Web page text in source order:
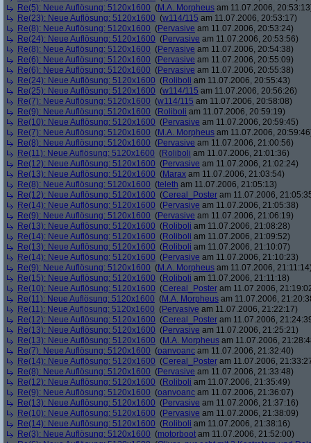
Re(5): Neue Auflösung: 5120x1600 (M.A. Morpheus am 11.07.2006,
Re(23): Neue Auflösung: 5120x1600 (w114/115 am 11.07.2006, 20:53:17)
Re(8): Neue Auflösung: 5120x1600 (Pervasive am 11.07.2006, 20:53:24)
Re(24): Neue Auflösung: 5120x1600 (Pervasive am 11.07.2006, 20:53:56)
Re(8): Neue Auflösung: 5120x1600 (Pervasive am 11.07.2006, 20:54:38)
Re(6): Neue Auflösung: 5120x1600 (Pervasive am 11.07.2006, 20:55:09)
Re(6): Neue Auflösung: 5120x1600 (Pervasive am 11.07.2006, 20:55:38)
Re(24): Neue Auflösung: 5120x1600 (Roliboli am 11.07.2006, 20:55:43)
Re(25): Neue Auflösung: 5120x1600 (w114/115 am 11.07.2006, 20:56:26)
Re(7): Neue Auflösung: 5120x1600 (w114/115 am 11.07.2006, 20:58:08)
Re(9): Neue Auflösung: 5120x1600 (Roliboli am 11.07.2006, 20:59:19)
Re(10): Neue Auflösung: 5120x1600 (Pervasive am 11.07.2006, 20:59:45)
Re(7): Neue Auflösung: 5120x1600 (M.A. Morpheus am 11.07.2006,
Re(8): Neue Auflösung: 5120x1600 (Pervasive am 11.07.2006, 21:00:56)
Re(11): Neue Auflösung: 5120x1600 (Roliboli am 11.07.2006, 21:01:36)
Re(12): Neue Auflösung: 5120x1600 (Pervasive am 11.07.2006, 21:02:24)
Re(13): Neue Auflösung: 5120x1600 (Marax am 11.07.2006, 21:03:54)
Re(8): Neue Auflösung: 5120x1600 (teleth am 11.07.2006, 21:05:13)
Re(12): Neue Auflösung: 5120x1600 (Cereal_Poster am 11.07.2006,
Re(14): Neue Auflösung: 5120x1600 (Pervasive am 11.07.2006, 21:05:38)
Re(9): Neue Auflösung: 5120x1600 (Pervasive am 11.07.2006, 21:06:19)
Re(13): Neue Auflösung: 5120x1600 (Roliboli am 11.07.2006, 21:08:28)
Re(14): Neue Auflösung: 5120x1600 (Roliboli am 11.07.2006, 21:09:52)
Re(13): Neue Auflösung: 5120x1600 (Roliboli am 11.07.2006, 21:10:07)
Re(14): Neue Auflösung: 5120x1600 (Pervasive am 11.07.2006, 21:10:23)
Re(9): Neue Auflösung: 5120x1600 (M.A. Morpheus am 11.07.2006,
Re(15): Neue Auflösung: 5120x1600 (Roliboli am 11.07.2006, 21:11:18)
Re(10): Neue Auflösung: 5120x1600 (Cereal_Poster am 11.07.2006,
Re(11): Neue Auflösung: 5120x1600 (M.A. Morpheus am 11.07.2006,
Re(11): Neue Auflösung: 5120x1600 (Pervasive am 11.07.2006, 21:22:17)
Re(12): Neue Auflösung: 5120x1600 (Cereal_Poster am 11.07.2006,
Re(13): Neue Auflösung: 5120x1600 (Pervasive am 11.07.2006, 21:25:21)
Re(13): Neue Auflösung: 5120x1600 (M.A. Morpheus am 11.07.2006,
Re(7): Neue Auflösung: 5120x1600 (oanvoanc am 11.07.2006, 21:32:40)
Re(14): Neue Auflösung: 5120x1600 (Cereal_Poster am 11.07.2006,
Re(8): Neue Auflösung: 5120x1600 (Pervasive am 11.07.2006, 21:33:48)
Re(12): Neue Auflösung: 5120x1600 (Roliboli am 11.07.2006, 21:35:49)
Re(9): Neue Auflösung: 5120x1600 (oanvoanc am 11.07.2006, 21:36:07)
Re(13): Neue Auflösung: 5120x1600 (Pervasive am 11.07.2006, 21:37:16)
Re(10): Neue Auflösung: 5120x1600 (Pervasive am 11.07.2006, 21:38:09)
Re(14): Neue Auflösung: 5120x1600 (Roliboli am 11.07.2006, 21:38:16)
Re(3): Neue Auflösung: 5120x1600 (motorboot am 11.07.2006, 21:52:00)